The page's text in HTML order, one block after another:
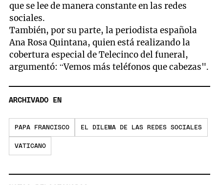
que se lee de manera constante en las redes
sociales.
También, por su parte, la periodista española
Ana Rosa Quintana, quien está realizando la
cobertura especial de Telecinco del funeral,
argumentó: “Vemos más teléfonos que cabezas".
ARCHIVADO EN
PAPA FRANCISCO EL DILEMA DE LAS REDES SOCIALES
VATICANO